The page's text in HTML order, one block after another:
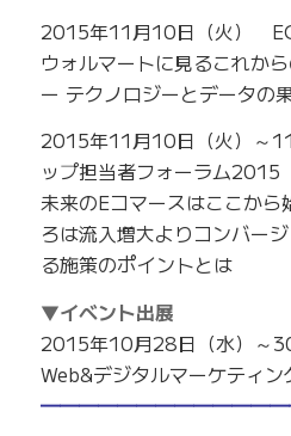
2015年11月10日（火）
ウォルマートに見るこれか
ー テクノロジーとデータの
2015年11月10日（火）～
ップ担当者フォーラム2015
未来のEコマースはここから
ろは流入増大よりコンバー
る施策のポイントとは
▼イベント出展
2015年10月28日（水）～
Web&デジタルマーケティ